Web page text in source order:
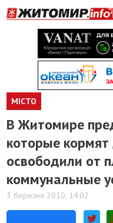
МІСТО
В Житомире
которые
освободили от
коммунальные
3 березня 2010, 14:02